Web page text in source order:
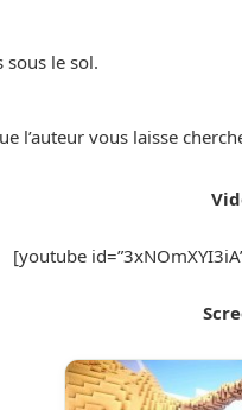
sous le sol.
l’auteur vous laisse
[youtube